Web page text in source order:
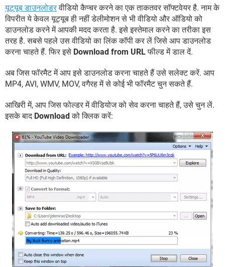
यूट्यूब डाउनलोडरवीडियो कैप्चर करने का एक ताकतवर सॉफ्टवेयर है. नाम के
विपरीत ये केवल यूट्यूब ही नहीं डेलीमोशन से भी वीडियो और ऑडियो को
डाउनलोड करने में आपकी मदद करता है. इसे इस्तेमाल करने का तरीका इस
तरह है. सबसे पहले उस वीडियो का लिंक कॉपी कर लें जिसे आप डाउनलोड
करना चाहते हैं. फिर इसे Download from URLफील्ड में डाल दें.
अब जिस फॉरमैट में आप इसे डाउनलोड करना चाहते हैं उसे सलेक्ट करें. आप
MP4, AVI, WMV, MOV, वगैरह में से कोई भी फॉरमैट चुन सकते हैं.
आखिरी में, आप जिस फोल्डर में वीडियोज को सेव करना चाहते हैं, उसे चुन लें.
इसके बाद Downloadको क्लिक करें: